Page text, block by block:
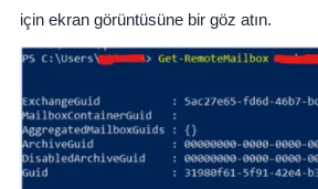
için ekran görüntüsüne bir göz atın.